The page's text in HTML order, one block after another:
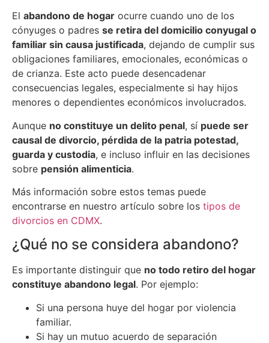
El abandono de hogar ocurre cuando uno de los
cónyuges o padres se retira del domicilio conyugal o
familiar sin causa justificada, dejando de cumplir sus
obligaciones familiares, emocionales, económicas o
de crianza. Este acto puede desencadenar
consecuencias legales, especialmente si hay hijos
menores o dependientes económicos involucrados.
Aunque no constituye un delito penal, sí puede ser
causal de divorcio, pérdida de la patria potestad,
guarda y custodia, e incluso influir en las decisiones
sobre pensión alimenticia.
Más información sobre estos temas puede
encontrarse en nuestro artículo sobre los tipos de
divorcios en CDMX.
¿Qué no se considera abandono?
Es importante distinguir que no todo retiro del hogar
constituye abandono legal. Por ejemplo:
Si una persona huye del hogar por violencia
familiar.
Si hay un mutuo acuerdo de separación